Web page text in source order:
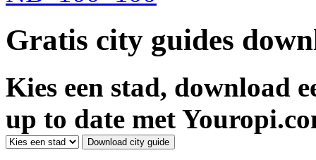
Gratis city guides
Kies een stad, download
up to date met